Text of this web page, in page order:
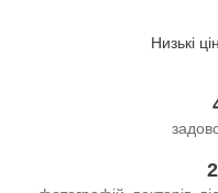
Низькі